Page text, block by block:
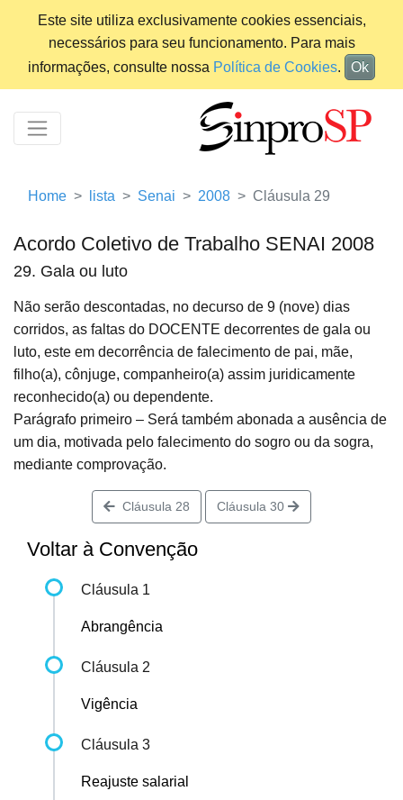
Este site utiliza exclusivamente cookies essenciais,
necessários para seu funcionamento. Para mais
informações, consulte nossa Política de Cookies. Ok
Home lista Senai 2008 Cláusula 29
Acordo Coletivo de Trabalho SENAI 2008
29. Gala ou luto
Não serão descontadas, no decurso de 9 (nove) dias
corridos, as faltas do DOCENTE decorrentes de gala ou
luto, este em decorrência de falecimento de pai, mãe,
filho(a), cônjuge, companheiro(a) assim juridicamente
reconhecido(a) ou dependente.
Parágrafo primeiro – Será também abonada a ausência de
um dia, motivada pelo falecimento do sogro ou da sogra,
mediante comprovação.
Cláusula 28 Cláusula 30
Voltar à Convenção
Cláusula 1
Abrangência
Cláusula 2
Vigência
Cláusula 3
Reajuste salarial